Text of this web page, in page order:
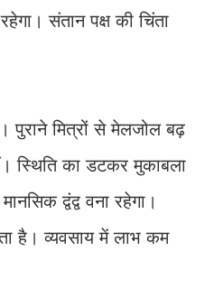
संतान पक्ष की चिंता
मित्रों से मेलजोल बढ़
स्थिति का डटकर मुकाबला
द्वंद्व वना रहेगा।
है। व्यवसाय में लाभ कम